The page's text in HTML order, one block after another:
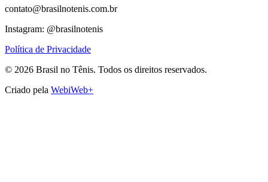
contato@brasilnotenis.com.br
Instagram: @brasilnotenis
Política de Privacidade
© 2026 Brasil no Tênis. Todos os direitos reservados.
Criado pela WebiWeb+